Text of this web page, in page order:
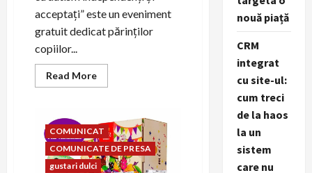
acceptați” este un eveniment
gratuit dedicat părinților
copiilor...
Read MoreRead
more
Love
organizeaza
un
curs
gratuit
COMUNICAT
COMUNICATE DE PRESA
gustari dulci
nouă piață
CRM
integrat
cu site-ul:
cum treci
de la haos
la un
sistem
care nu